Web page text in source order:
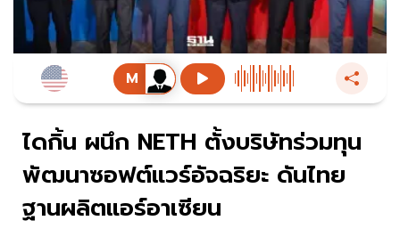
ไดกิ้น ผนึก NETH ตั้งบริษัทร่วมทุน
พัฒนาซอฟต์แวร์อัจฉริยะ ดันไทย
ฐานผลิตแอร์อาเซียน